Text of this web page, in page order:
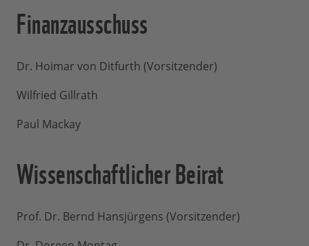
Finanzausschuss
Dr. Hoimar von Ditfurth (Vorsitzender)
Wilfried Gillrath
Paul Mackay
Wissenschaftlicher Beirat
Prof. Dr. Bernd Hansjürgens (Vorsitzender)